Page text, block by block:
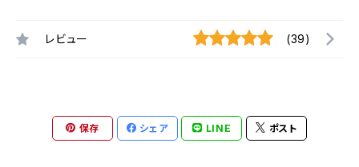
レビュー (39)
保存 シェア LINE ポスト